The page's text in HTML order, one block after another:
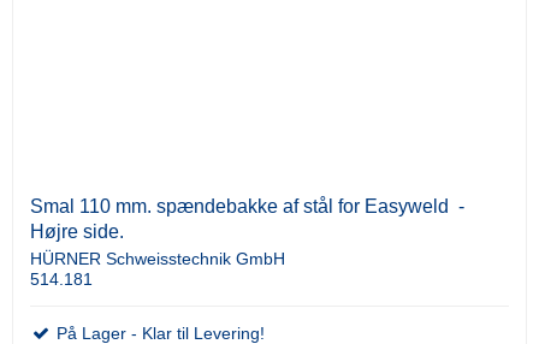
Smal 110 mm. spændebakke af stål for Easyweld -
Højre side.
HÜRNER Schweisstechnik GmbH
514.181
På Lager - Klar til Levering!